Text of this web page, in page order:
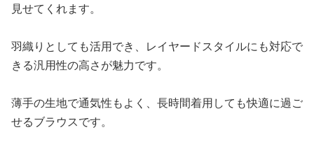
見せてくれます。
羽織りとしても活用でき、レイヤードスタイルにも対応で
きる汎用性の高さが魅力です。
薄手の生地で通気性もよく、長時間着用しても快適に過ご
せるブラウスです。